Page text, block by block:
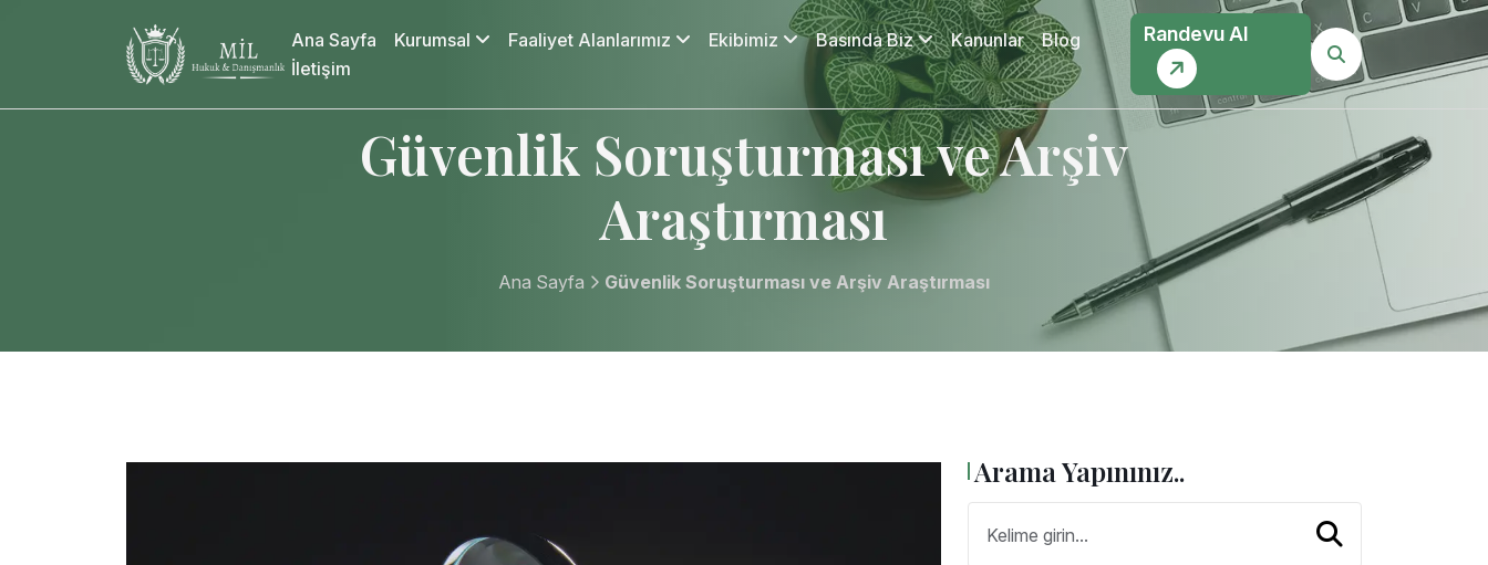
Ana Sayfa Kurumsal Faaliyet Alanlarımız Ekibimiz Basında Biz Kanunlar
Blog
İletişim
Randevu Al
Güvenlik Soruşturması ve Arşiv
Araştırması
Ana Sayfa Güvenlik Soruşturması ve Arşiv Araştırması
Arama Yapınınız..